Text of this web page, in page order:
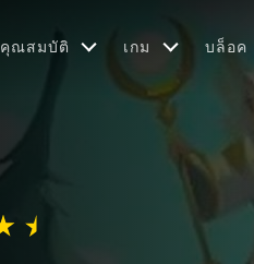
คุณสมบัติ เกม บล็อค